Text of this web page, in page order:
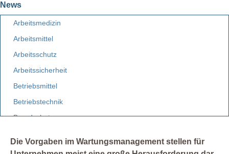
News
Arbeitsmedizin
Arbeitsmittel
Arbeitsschutz
Arbeitssicherheit
Betriebsmittel
Betriebstechnik
Brandschutz
Etiketten
Die Vorgaben im Wartungsmanagement stellen für